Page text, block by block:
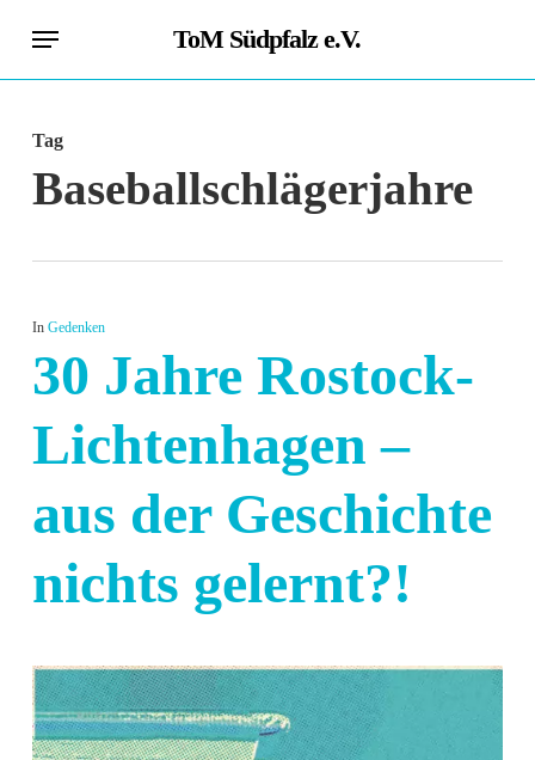
content
ToM Südpfalz e.V.
Menu
Tag
Baseballschlägerjahre
In Gedenken
30 Jahre Rostock-
Lichtenhagen –
aus der Geschichte
nichts gelernt?!